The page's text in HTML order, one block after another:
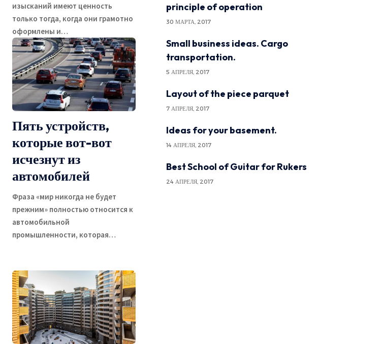
изысканий имеют ценность
только тогда, когда они грамотно
оформлены и…
Пять устройств,
которые вот-вот
исчезнут из
автомобилей
Фраза «мир никогда не будет
прежним» полностью относится к
автомобильной
промышленности, которая…
principle of operation
30 МАРТА, 2017
Small business ideas. Cargo
transportation.
5 АПРЕЛЯ, 2017
Layout of the piece parquet
7 АПРЕЛЯ, 2017
Ideas for your basement.
14 АПРЕЛЯ, 2017
Best School of Guitar for Rukers
24 АПРЕЛЯ, 2017